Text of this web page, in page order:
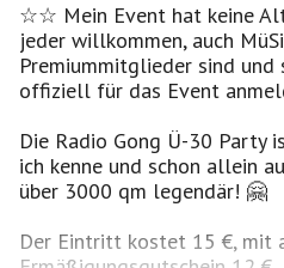
☆☆ Mein Event hat keine
jeder willkommen, auch
Premiummitglieder sind und
offiziell für das Event
Die Radio Gong Ü-30 Party
ich kenne und schon allein
über 3000 qm legendär! 🤗
Der Eintritt kostet 15 €, mit